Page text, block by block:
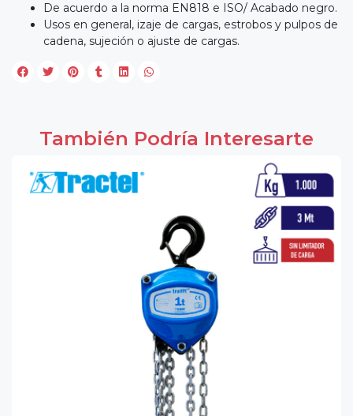
De acuerdo a la norma EN818 e ISO/ Acabado negro.
Usos en general, izaje de cargas, estrobos y pulpos de
cadena, sujeción o ajuste de cargas.
También Podría Interesarte